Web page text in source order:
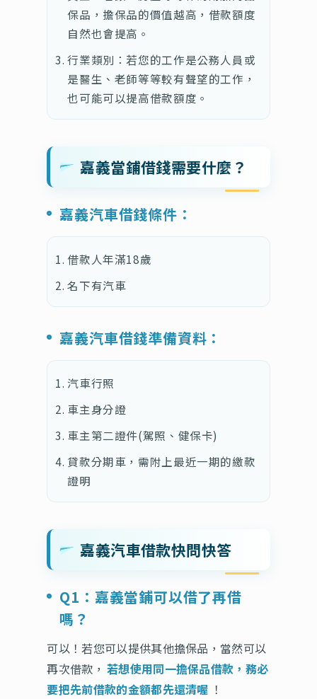
保品，擔保品的價值越高，借款額度
自然也會提高。
行業類別：若您的工作是公務人員或
是醫生、老師等等較有聲望的工作，
也可能可以提高借款額度。
嘉義當鋪借錢需要什麼？
嘉義汽車借錢條件：
借款人年滿18歲
名下有汽車
嘉義汽車借錢準備資料：
汽車行照
車主身分證
車主第二證件(駕照、健保卡)
貸款分期車，需附上最近一期的繳款
證明
嘉義汽車借款快問快答
Q1：嘉義當鋪可以借了再借
嗎？
可以！若您可以提供其他擔保品，當然可以
再次借款， 若想使用同一擔保品借款，務必
要把先前借款的金額都先還清喔 ！